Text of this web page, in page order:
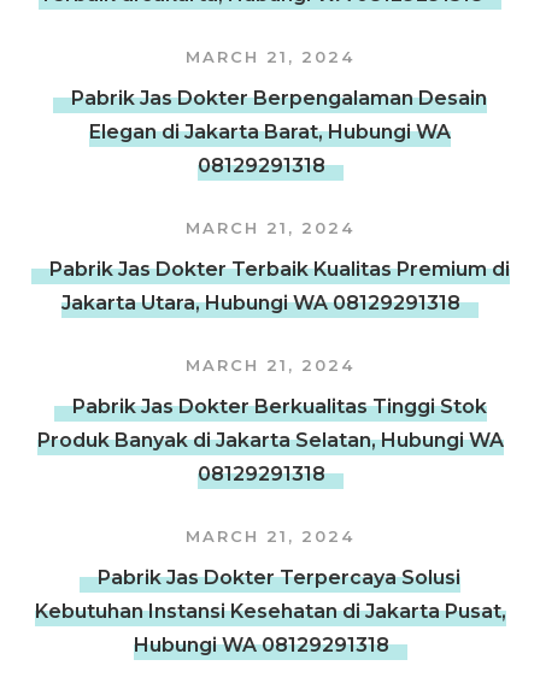
MARCH 21, 2024
Pabrik Jas Dokter Berpengalaman Desain
Elegan di Jakarta Barat, Hubungi WA
08129291318
MARCH 21, 2024
Pabrik Jas Dokter Terbaik Kualitas Premium di
Jakarta Utara, Hubungi WA 08129291318
MARCH 21, 2024
Pabrik Jas Dokter Berkualitas Tinggi Stok
Produk Banyak di Jakarta Selatan, Hubungi WA
08129291318
MARCH 21, 2024
Pabrik Jas Dokter Terpercaya Solusi
Kebutuhan Instansi Kesehatan di Jakarta Pusat,
Hubungi WA 08129291318